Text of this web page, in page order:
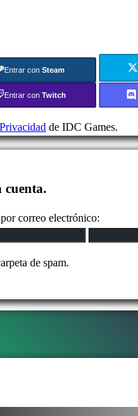
Entrar con Steam
Entrar con Twitch
de IDC Games.
cuenta.
correo electrónico:
de spam.